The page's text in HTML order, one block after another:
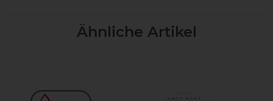
Ähnliche Artikel